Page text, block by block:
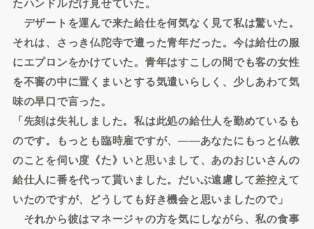
デザートを運んで来た給仕を何気なく見て私は驚いた。
それは、さっき仏陀寺で遭った青年だった。今は給仕の服
にエプロンをかけていた。青年はすこしの間でも客の女性
を不審の中に置くまいとする気遣いらしく、少しあわて気
味の早口で言った。
「先刻は失礼しました。私は此処の給仕人を勤めているも
のです。もっとも臨時雇ですが、――あなたにもっと仏教
のことを伺い度《た》いと思いまして、あのおじいさんの
給仕人に番を代って貰いました。だいぶ遠慮して差控えて
いたのですが、どうしても好き機会と思いましたので」
それから彼はマネージャの方を気にしながら、私の食事